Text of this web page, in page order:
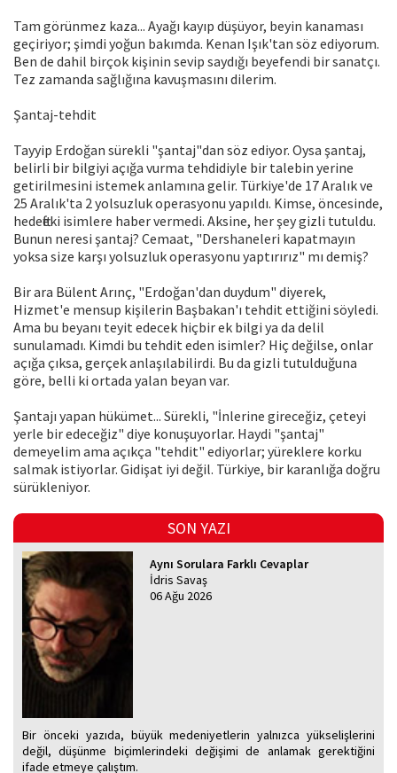
Tam görünmez kaza... Ayağı kayıp düşüyor, beyin kanaması
geçiriyor; şimdi yoğun bakımda. Kenan Işık'tan söz ediyorum.
Ben de dahil birçok kişinin sevip saydığı beyefendi bir sanatçı.
Tez zamanda sağlığına kavuşmasını dilerim.
Şantaj-tehdit
Tayyip Erdoğan sürekli "şantaj"dan söz ediyor. Oysa şantaj,
belirli bir bilgiyi açığa vurma tehdidiyle bir talebin yerine
getirilmesini istemek anlamına gelir. Türkiye'de 17 Aralık ve
25 Aralık'ta 2 yolsuzluk operasyonu yapıldı. Kimse, öncesinde,
hedefteki isimlere haber vermedi. Aksine, her şey gizli tutuldu.
Bunun neresi şantaj? Cemaat, "Dershaneleri kapatmayın
yoksa size karşı yolsuzluk operasyonu yaptırırız" mı demiş?
Bir ara Bülent Arınç, "Erdoğan'dan duydum" diyerek,
Hizmet'e mensup kişilerin Başbakan'ı tehdit ettiğini söyledi.
Ama bu beyanı teyit edecek hiçbir ek bilgi ya da delil
sunulamadı. Kimdi bu tehdit eden isimler? Hiç değilse, onlar
açığa çıksa, gerçek anlaşılabilirdi. Bu da gizli tutulduğuna
göre, belli ki ortada yalan beyan var.
Şantajı yapan hükümet... Sürekli, "İnlerine gireceğiz, çeteyi
yerle bir edeceğiz" diye konuşuyorlar. Haydi "şantaj"
demeyelim ama açıkça "tehdit" ediyorlar; yüreklere korku
salmak istiyorlar. Gidişat iyi değil. Türkiye, bir karanlığa doğru
sürükleniyor.
SON YAZI
Aynı Sorulara Farklı Cevaplar
İdris Savaş
06 Ağu 2026
Bir önceki yazıda, büyük medeniyetlerin yalnızca yükselişlerini
değil, düşünme biçimlerindeki değişimi de anlamak gerektiğini
ifade etmeye çalıştım.